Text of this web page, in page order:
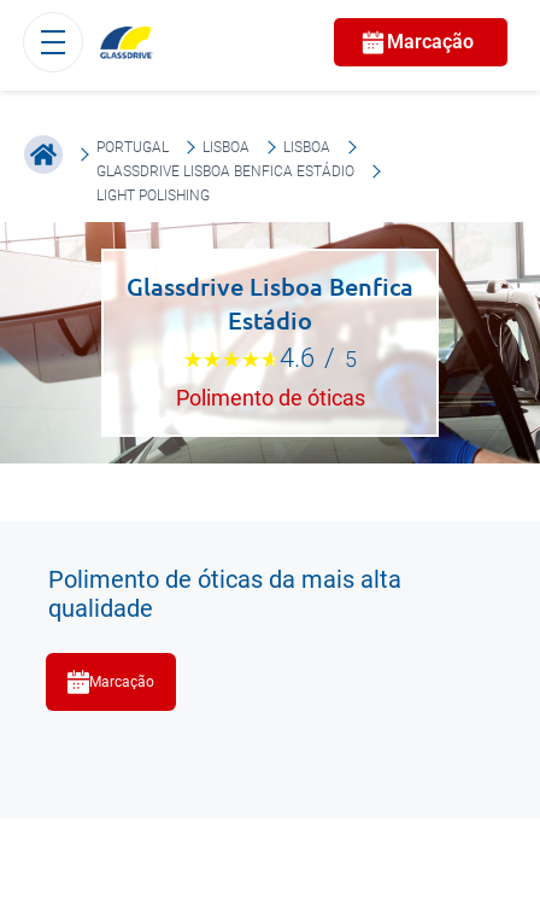
Marcação
PORTUGAL LISBOA
LISBOA
GLASSDRIVE LISBOA BENFICA ESTÁDIO
LIGHT POLISHING
Glassdrive Lisboa Benfica
Estádio
4.6 / 5
Polimento de óticas
Polimento de óticas da mais alta
qualidade
Marcação